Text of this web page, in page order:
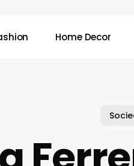
Home Decor